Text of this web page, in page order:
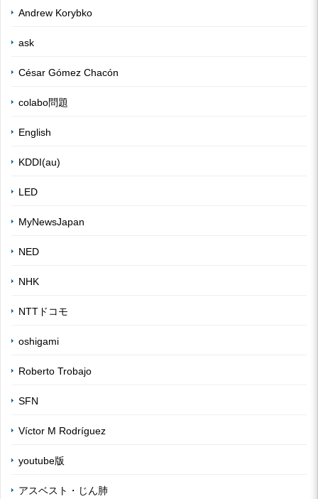
Andrew Korybko
ask
César Gómez Chacón
colabo問題
English
KDDI(au)
LED
MyNewsJapan
NED
NHK
NTTドコモ
oshigami
Roberto Trobajo
SFN
Víctor M Rodríguez
youtube版
アスベスト・じん肺